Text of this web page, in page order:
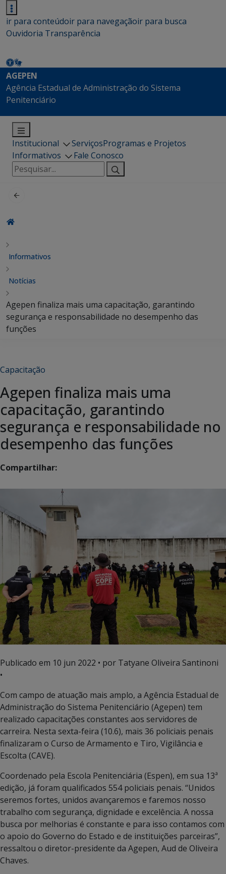
ir para conteúdoir para navegaçãoir para busca
Ouvidoria Transparência
AGEPEN
Agência Estadual de Administração do Sistema
Penitenciário
Institucional ServiçosProgramas e Projetos
Informativos
Fale Conosco
Pesquisar
por:
Informativos
Notícias
Agepen finaliza mais uma capacitação, garantindo
segurança e responsabilidade no desempenho das
funções
Capacitação
Agepen finaliza mais uma
capacitação, garantindo
segurança e responsabilidade no
desempenho das funções
Compartilhar:
Publicado em 10 jun 2022 • por Tatyane Oliveira Santinoni
•
Com campo de atuação mais amplo, a Agência Estadual de
Administração do Sistema Penitenciário (Agepen) tem
realizado capacitações constantes aos servidores de
carreira. Nesta sexta-feira (10.6), mais 36 policiais penais
finalizaram o Curso de Armamento e Tiro, Vigilância e
Escolta (CAVE).
Coordenado pela Escola Penitenciária (Espen), em sua 13ª
edição, já foram qualificados 554 policiais penais. “Unidos
seremos fortes, unidos avançaremos e faremos nosso
trabalho com segurança, dignidade e excelência. A nossa
busca por melhorias é constante e para isso contamos com
o apoio do Governo do Estado e de instituições parceiras”,
ressaltou o diretor-presidente da Agepen, Aud de Oliveira
Chaves.